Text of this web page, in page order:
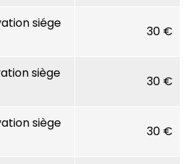
siége
30 €
siège
30 €
siège
30 €